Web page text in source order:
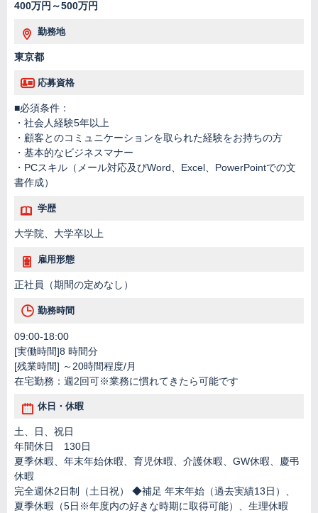
400万円～500万円
勤務地
東京都
応募資格
■必須条件：
・社会人経験5年以上
・顧客とのコミュニケーションを取られた経験をお持ちの方
・基本的なビジネスマナー
・PCスキル（メール対応及びWord、Excel、PowerPointでの文
書作成）
学歴
大学院、大学卒以上
雇用形態
正社員（期間の定めなし）
勤務時間
09:00-18:00
[実働時間]8 時間分
[残業時間] ～20時間程度/月
在宅勤務：週2回可※業務に慣れてきたら可能です
休日・休暇
土、日、祝日
年間休日 130日
夏季休暇、年末年始休暇、育児休暇、介護休暇、GW休暇、慶弔
休暇
完全週休2日制（土日祝） ◆補足 年末年始（過去実績13日）、
夏季休暇（5日※年度内の好きな時期に取得可能）、生理休暇